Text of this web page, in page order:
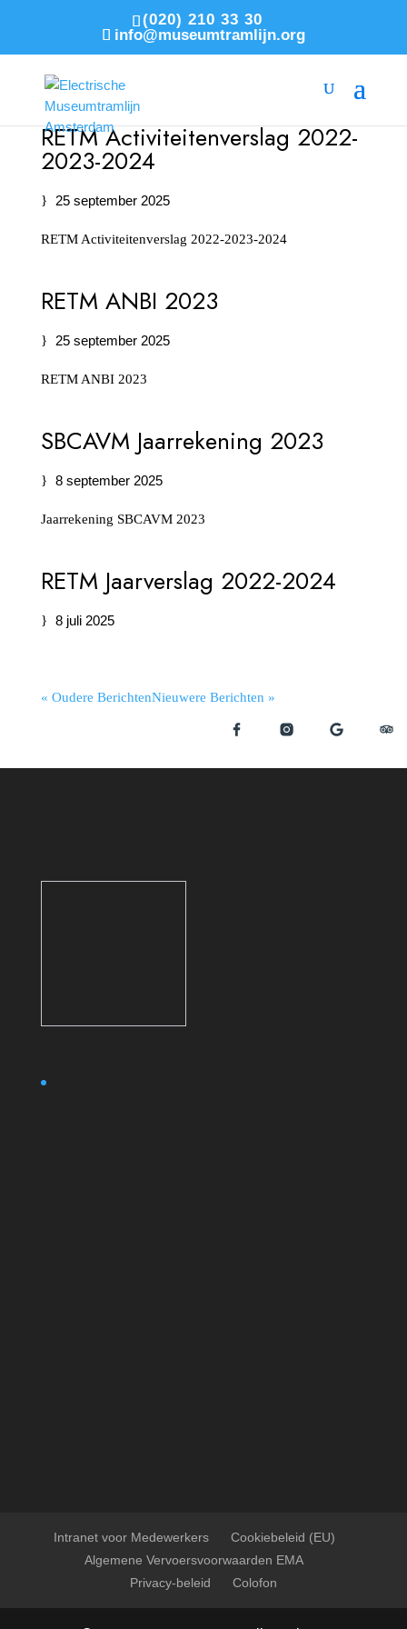
(020) 210 33 30
info@museumtramlijn.org
RETM Activiteitenverslag 2022-
2023-2024
25 september 2025
RETM Activiteitenverslag 2022-2023-2024
RETM ANBI 2023
25 september 2025
RETM ANBI 2023
SBCAVM Jaarrekening 2023
8 september 2025
Jaarrekening SBCAVM 2023
RETM Jaarverslag 2022-2024
8 juli 2025
« Oudere BerichtenNieuwere Berichten »
Intranet voor Medewerkers
Cookiebeleid (EU)
Algemene Vervoersvoorwaarden EMA
Privacy-beleid
Colofon